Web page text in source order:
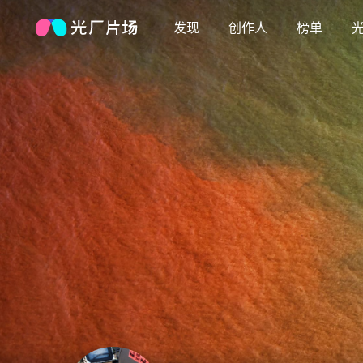
发现 创作人 榜单